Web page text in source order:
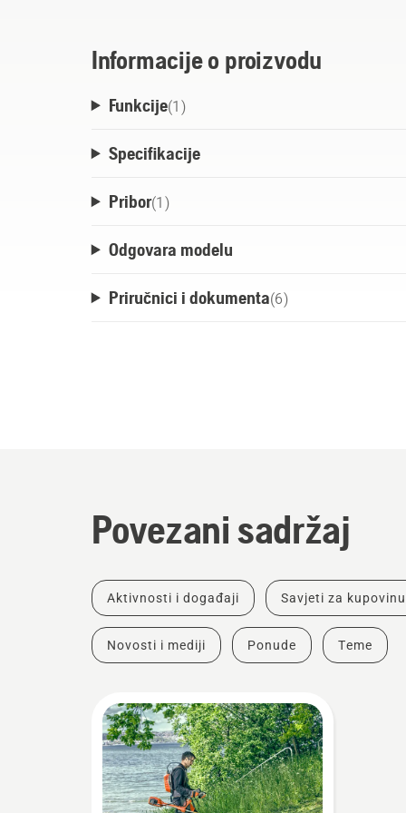
proizvode koji su dio ovog sistema*. To
tipom baterije 1,5 Ah - 3,0 Ah.
Informacije o proizvodu
Funkcije(1 )
Specifikacije
Pribor(1 )
Odgovara modelu
Priručnici i dokumenta(6)
Povezani sadržaj
Aktivnosti i događaji Savjeti za kupovinu
Novosti i mediji Ponude Teme